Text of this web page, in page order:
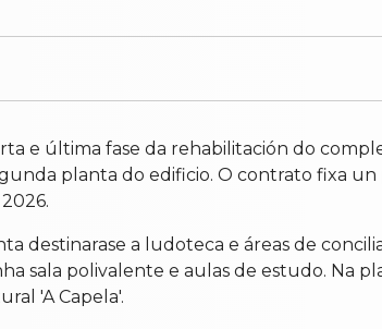
e última fase da rehabilitación do
planta do edificio. O contrato fixa
destinarase a ludoteca e áreas de
sala polivalente e aulas de estudo. Na
'A Capela'.